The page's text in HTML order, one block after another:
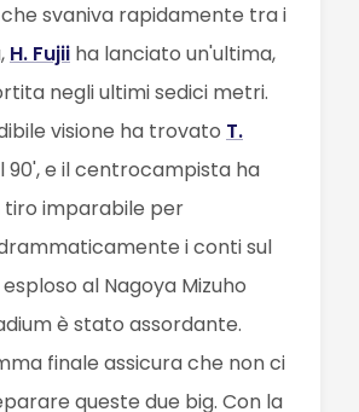
svaniva rapidamente tra i
H. Fujii ha lanciato un'ultima,
negli ultimi sedici metri.
visione ha trovato T.
90', e il centrocampista ha
tiro imparabile per
i conti sul
al Nagoya Mizuho
è stato assordante.
finale assicura che non ci
queste due big. Con la